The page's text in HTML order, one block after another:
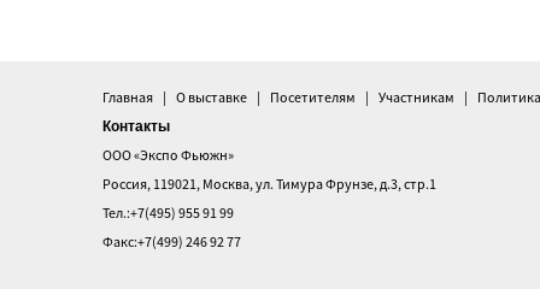
Главная О выставке Посетителям Участникам
Контакты
ООО «Экспо Фьюжн»
Россия, 119021, Москва, ул. Тимура Фрунзе, д.3, стр.1
Тел.:+7(495) 955 91 99
Факс:+7(499) 246 92 77